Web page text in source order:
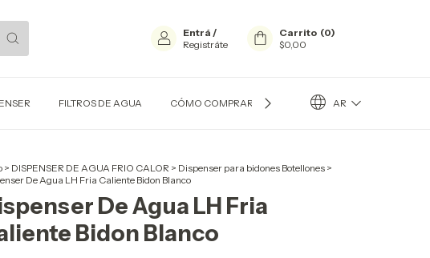
Entrá /
Registráte
Carrito (0)
$0,00
FILTROS DE AGUA CÓMO COMPRAR? CONTACTOAR
> DISPENSER DE AGUA FRIO CALOR > Dispenser para bidones Botellones >
De Agua LH Fria Caliente Bidon Blanco
De Agua LH Fria
Bidon Blanco